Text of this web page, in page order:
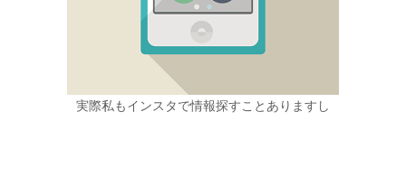
実際私もインスタで情報探すことありますし